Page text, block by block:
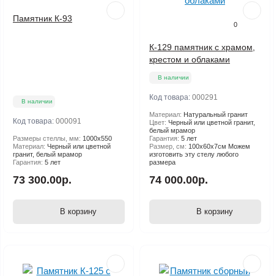
Памятник К-93
В наличии
Код товара: 000091
Размеры стеллы, мм: 1000х550
Материал: Черный или цветной
гранит, белый мрамор
Гарантия: 5 лет
73 300.00р.
В корзину
0
К-129 памятник с храмом,
крестом и облаками
В наличии
Код товара: 000291
Материал: Натуральный гранит
Цвет: Черный или цветной гранит,
белый мрамор
Гарантия: 5 лет
Размер, см: 100х60х7см Можем
изготовить эту стелу любого
размера
74 000.00р.
В корзину